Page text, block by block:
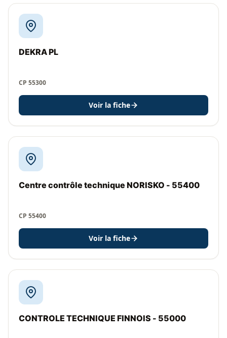
DEKRA PL
CP 55300
Voir la fiche
Centre contrôle technique NORISKO - 55400
CP 55400
Voir la fiche
CONTROLE TECHNIQUE FINNOIS - 55000